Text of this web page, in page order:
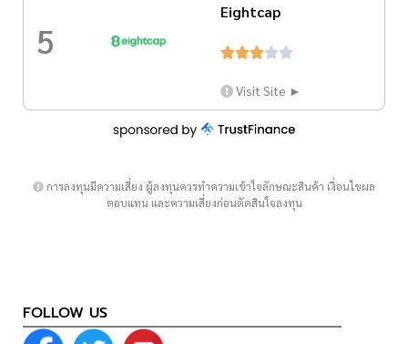
5
Eightcap

Visit Site ►
การลงทุนมีความเสี่ยง ผู้ลงทุนควรทำความเข้าใจลักษณะสินค้า เงื่อนไขผล
ตอบแทน และความเสี่ยงก่อนตัดสินใจลงทุน
FOLLOW US